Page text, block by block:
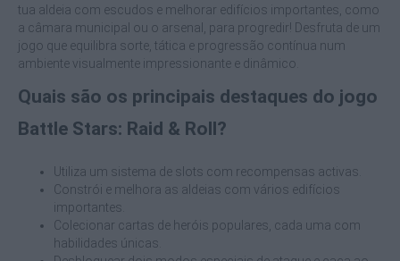
tua aldeia com escudos e melhorar edifícios importantes, como
a câmara municipal ou o arsenal, para progredir! Desfruta de um
jogo que equilibra sorte, tática e progressão contínua num
ambiente visualmente impressionante e dinâmico.
Quais são os principais destaques do jogo
Battle Stars: Raid & Roll?
Utiliza um sistema de slots com recompensas activas.
Constrói e melhora as aldeias com vários edifícios
importantes.
Colecionar cartas de heróis populares, cada uma com
habilidades únicas.